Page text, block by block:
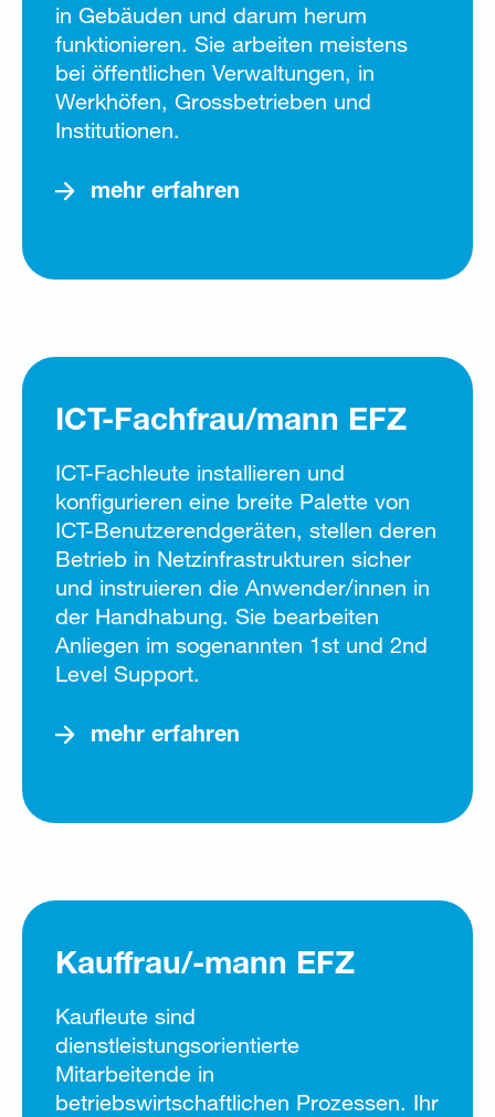
in Gebäuden und darum herum
funktionieren. Sie arbeiten meistens
bei öffentlichen Verwaltungen, in
Werkhöfen, Grossbetrieben und
Institutionen.
mehr erfahren
ICT-Fachfrau/mann EFZ
ICT-Fachleute installieren und
konfigurieren eine breite Palette von
ICT-Benutzerendgeräten, stellen deren
Betrieb in Netzinfrastrukturen sicher
und instruieren die Anwender/innen in
der Handhabung. Sie bearbeiten
Anliegen im sogenannten 1st und 2nd
Level Support.
mehr erfahren
Kauffrau/-mann EFZ
Kaufleute sind
dienstleistungsorientierte
Mitarbeitende in
betriebswirtschaftlichen Prozessen. Ihr